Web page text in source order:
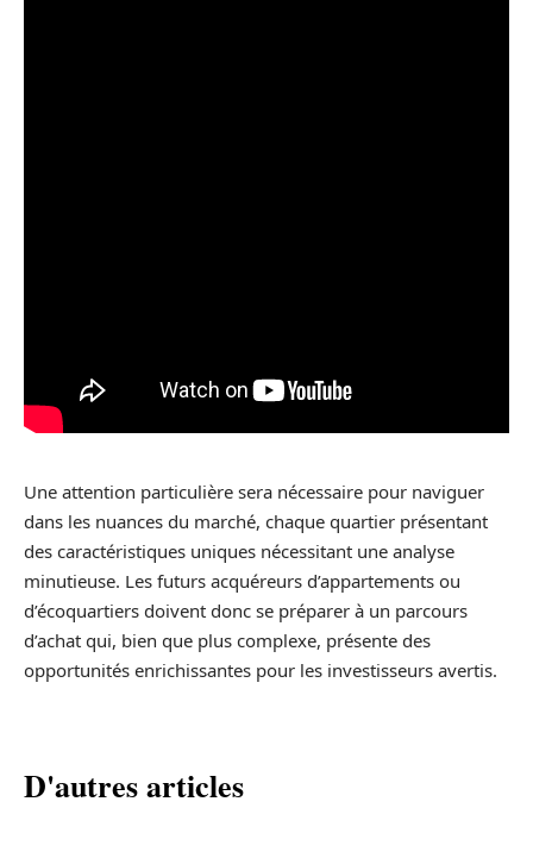
Une attention particulière sera nécessaire pour naviguer
dans les nuances du marché, chaque quartier présentant
des caractéristiques uniques nécessitant une analyse
minutieuse. Les futurs acquéreurs d’appartements ou
d’écoquartiers doivent donc se préparer à un parcours
d’achat qui, bien que plus complexe, présente des
opportunités enrichissantes pour les investisseurs avertis.
D'autres articles